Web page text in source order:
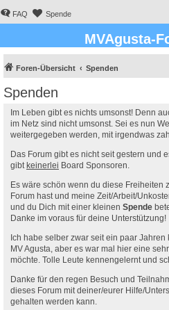
FAQ Spende
MVAgusta-
Foren-Übersicht Spenden
Spenden
Im Leben gibt es nichts umsonst! Denn
im Netz sind nicht umsonst. Sei es nun
weitergegeben werden, mit irgendwas
Das Forum gibt es nicht seit gestern und
gibt keinerlei Board Sponsoren.
Es wäre schön wenn du diese Freiheiten
Forum hast und meine Zeit/Arbeit/
und du Dich mit einer kleinen Spende
Danke im voraus für deine Unterstützung!
Ich habe selber zwar seit ein paar
MV Agusta, aber es war mal hier eine
möchte. Tolle Leute kennengelernt und
Danke für den regen Besuch und
dieses Forum mit deiner/eurer Hilfe/
gehalten werden kann.